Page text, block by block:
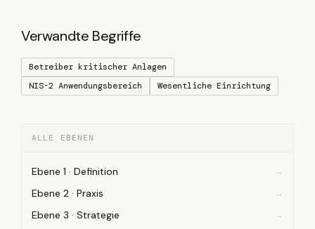
Verwandte Begriffe
Betreiber kritischer Anlagen
NIS-2 Anwendungsbereich
Wesentliche Einrichtung
ALLE EBENEN
Ebene 1 · Definition
Ebene 2 · Praxis
Ebene 3 · Strategie